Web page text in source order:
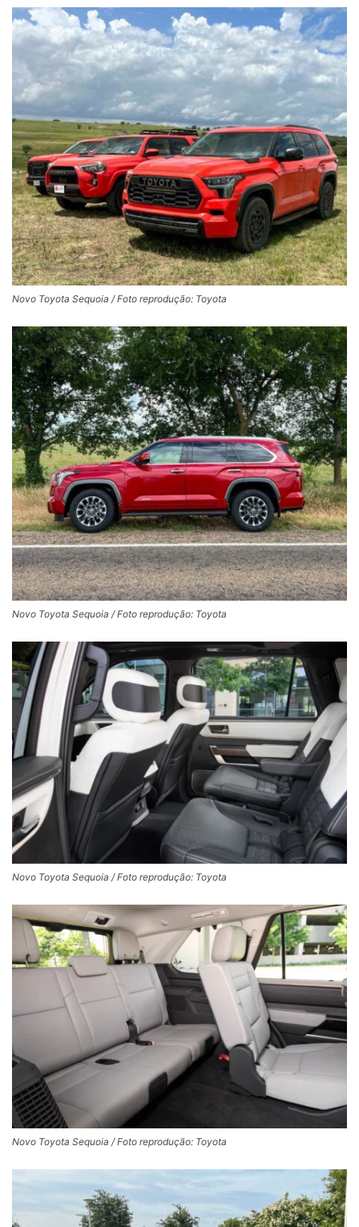
Novo Toyota Sequoia / Foto reprodução: Toyota
Novo Toyota Sequoia / Foto reprodução: Toyota
Novo Toyota Sequoia / Foto reprodução: Toyota
Novo Toyota Sequoia / Foto reprodução: Toyota